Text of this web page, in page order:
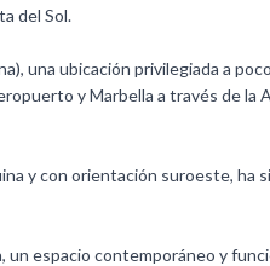
del Sol.
una ubicación privilegiada a
y Marbella a través de la
y con orientación suroeste, ha
un espacio contemporáneo y